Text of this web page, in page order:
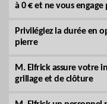
à 0 € et ne vous engage
Privilégiez la durée en
pierre
M. Elfrick assure votre
grillage et de clôture